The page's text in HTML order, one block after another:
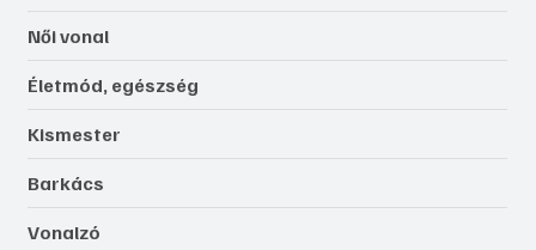
Női vonal
Életmód, egészség
Kismester
Barkács
Vonalzó